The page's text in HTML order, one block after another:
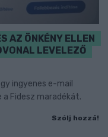
AZ ÖNKÉNY ELLEN
LEVELEZŐ
ingyenes e-mail
Fidesz maradékát.
Szólj hozzá!